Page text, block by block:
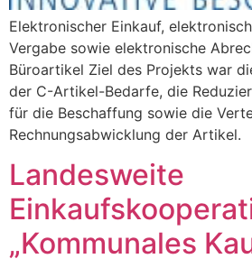
Elektronischer Einkauf,
Vergabe sowie elektronische
Büroartikel Ziel des Projekts war
der C-Artikel-Bedarfe, die
für die Beschaffung sowie die
Rechnungsabwicklung der Artikel.
Landesweite
„Kommunales